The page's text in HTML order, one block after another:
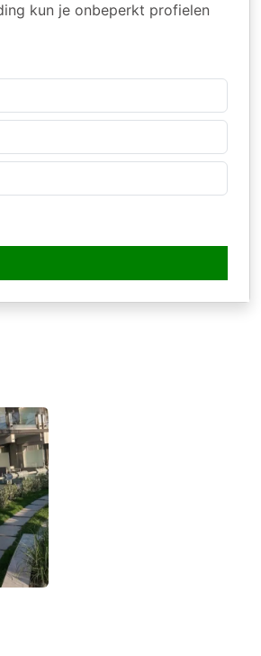
kun je onbeperkt profielen